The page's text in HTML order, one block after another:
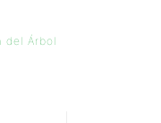
del Árbol